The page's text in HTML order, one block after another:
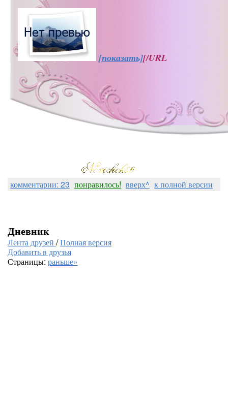
[показать][/URL
комментарии: 23 понравилось! вверх^ к полной версии
Дневник
Лента друзей /Полная версия
Добавить в друзья
Страницы: раньше»